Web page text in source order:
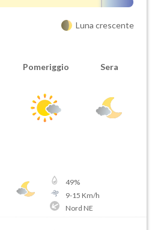
Luna crescente
Pomeriggio Sera
49%
9-15 Km/h
Nord NE